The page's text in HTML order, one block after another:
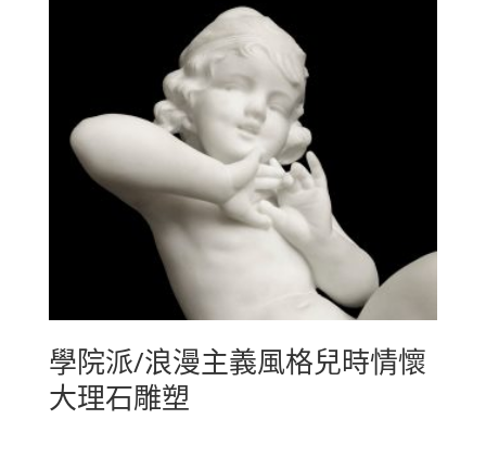
學院派/浪漫主義風格兒時情懷
大理石雕塑